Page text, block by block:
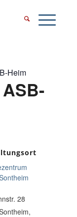
Heim
28
,